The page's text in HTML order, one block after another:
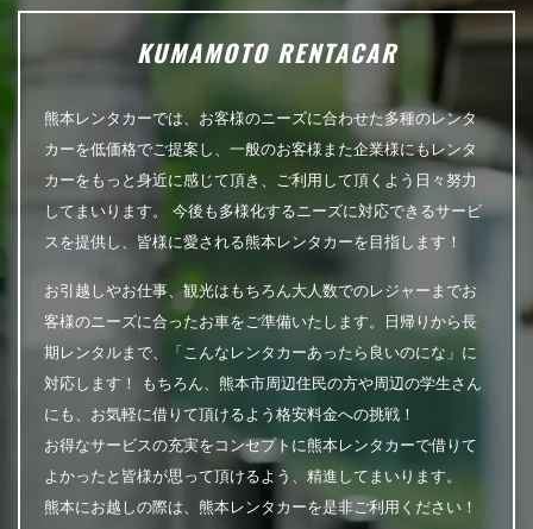
KUMAMOTO RENTACAR
熊本レンタカーでは、お客様のニーズに合わせた多種のレンタ
カーを低価格でご提案し、一般のお客様また企業様にもレンタ
カーをもっと身近に感じて頂き、ご利用して頂くよう日々努力
してまいります。 今後も多様化するニーズに対応できるサービ
スを提供し、皆様に愛される熊本レンタカーを目指します！
お引越しやお仕事、観光はもちろん大人数でのレジャーまでお
客様のニーズに合ったお車をご準備いたします。日帰りから長
期レンタルまで、「こんなレンタカーあったら良いのにな」に
対応します！ もちろん、熊本市周辺住民の方や周辺の学生さん
にも、お気軽に借りて頂けるよう格安料金への挑戦！
お得なサービスの充実をコンセプトに熊本レンタカーで借りて
よかったと皆様が思って頂けるよう、精進してまいります。
熊本にお越しの際は、熊本レンタカーを是非ご利用ください！